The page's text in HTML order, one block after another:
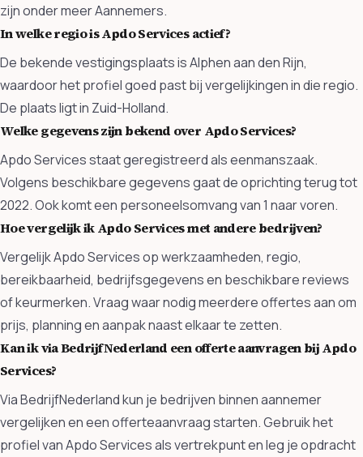
zijn onder meer Aannemers.
In welke regio is Apdo Services actief?
De bekende vestigingsplaats is Alphen aan den Rijn,
waardoor het profiel goed past bij vergelijkingen in die regio.
De plaats ligt in Zuid-Holland.
Welke gegevens zijn bekend over Apdo Services?
Apdo Services staat geregistreerd als eenmanszaak.
Volgens beschikbare gegevens gaat de oprichting terug tot
2022. Ook komt een personeelsomvang van 1 naar voren.
Hoe vergelijk ik Apdo Services met andere bedrijven?
Vergelijk Apdo Services op werkzaamheden, regio,
bereikbaarheid, bedrijfsgegevens en beschikbare reviews
of keurmerken. Vraag waar nodig meerdere offertes aan om
prijs, planning en aanpak naast elkaar te zetten.
Kan ik via BedrijfNederland een offerte aanvragen bij Apdo
Services?
Via BedrijfNederland kun je bedrijven binnen aannemer
vergelijken en een offerteaanvraag starten. Gebruik het
profiel van Apdo Services als vertrekpunt en leg je opdracht